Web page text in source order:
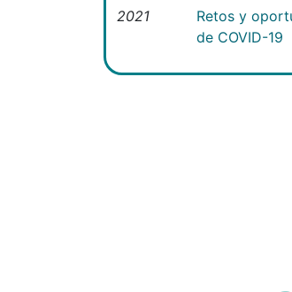
2021
Retos y
de COVID-19